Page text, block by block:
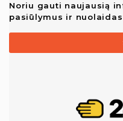
Noriu gauti naujausią
pasiūlymus ir nuolaidas